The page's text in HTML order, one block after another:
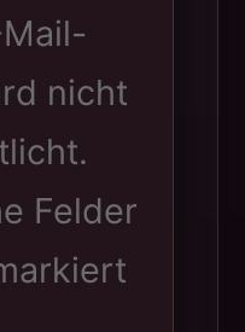
nicht
Felder